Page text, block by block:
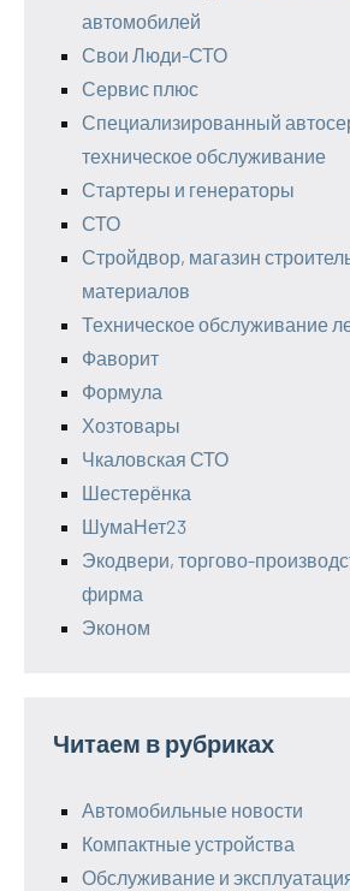
автомобилей
Свои Люди-СТО
Сервис плюс
Специализированный
техническое обслуживание
Стартеры и генераторы
СТО
Стройдвор, магазин
материалов
Техническое обслуживание
Фаворит
Формула
Хозтовары
Чкаловская СТО
Шестерёнка
ШумаНет23
Экодвери, торгово-
фирма
Эконом
Читаем в рубриках
Автомобильные новости
Компактные устройства
Обслуживание и